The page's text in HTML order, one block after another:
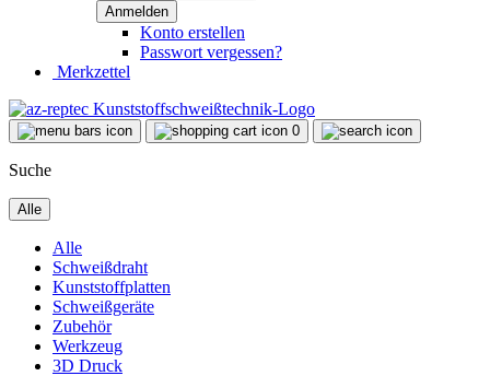
Konto erstellen
Passwort vergessen?
Merkzettel
0
Suche
Alle
Alle
Schweißdraht
Kunststoffplatten
Schweißgeräte
Zubehör
Werkzeug
3D Druck